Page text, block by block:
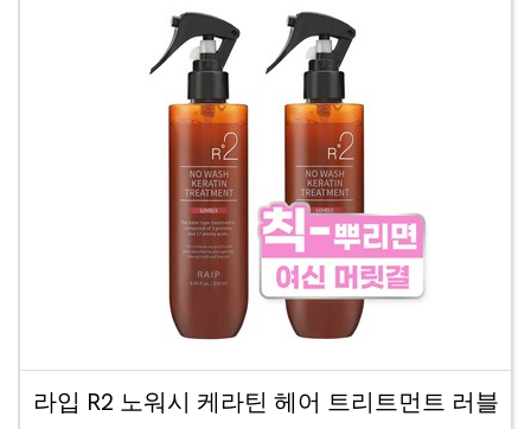
라입 R2 노워시 케라틴 헤어 트리트먼트 러블